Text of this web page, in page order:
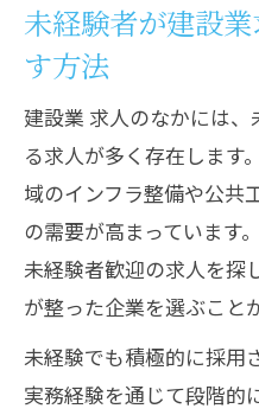
若手がスキルを磨
若手が建設業求
は
建設業求人でス
環境
現場で若手が活
建設業求人を通
夫
若手向け建設業
識
未経験者が建設
す方法
建設業 求人のなかには
る求人が多く存在します
域のインフラ整備や公共
の需要が高まっています
未経験者歓迎の求人を探
が整った企業を選ぶこと
未経験でも積極的に採用
実務経験を通じて段階的